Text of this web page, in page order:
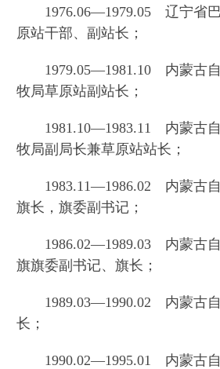
1976.06—1979.05 辽宁省巴
原站干部、副站长；
1979.05—1981.10 内蒙古自
牧局草原站副站长；
1981.10—1983.11 内蒙古自
牧局副局长兼草原站站长；
1983.11—1986.02 内蒙古自
旗长，旗委副书记；
1986.02—1989.03 内蒙古自
旗旗委副书记、旗长；
1989.03—1990.02 内蒙古自
长；
1990.02—1995.01 内蒙古自